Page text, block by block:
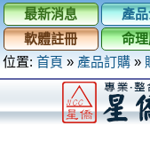
最新消息 產
軟體註冊
命
位置: 首頁 » 產品訂購 »